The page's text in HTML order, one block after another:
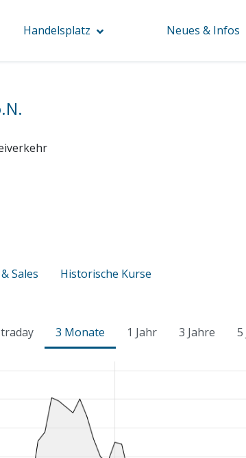
Handelsplatz Neues & Infos
Sales Historische Kurse
3 Monate 1 Jahr 3 Jahre 5